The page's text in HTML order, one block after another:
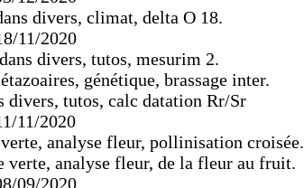
divers, climat, delta O 18.
11/2020
divers, tutos, mesurim 2.
génétique, brassage inter.
divers, tutos, calc datation Rr/Sr
11/2020
analyse fleur, pollinisation croisée.
verte, analyse fleur, de la fleur au fruit.
09/2020